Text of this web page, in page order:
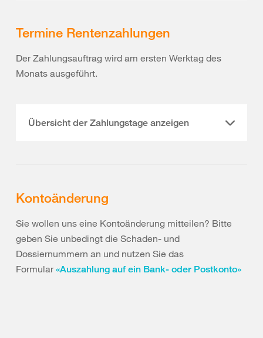
Termine Rentenzahlungen
Der Zahlungsauftrag wird am ersten Werktag des
Monats ausgeführt.
Übersicht der Zahlungstage anzeigen
Kontoänderung
Sie wollen uns eine Kontoänderung mitteilen? Bitte
geben Sie unbedingt die Schaden- und
Dossiernummern an und nutzen Sie das
Formular«Auszahlung auf ein Bank- oder Postkonto»